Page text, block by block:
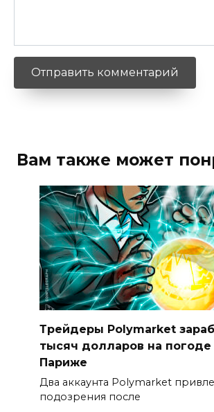
Вам также может
Трейдеры Polymarket
тысяч долларов на погоде
Париже
Два аккаунта Polymarket
подозрения после